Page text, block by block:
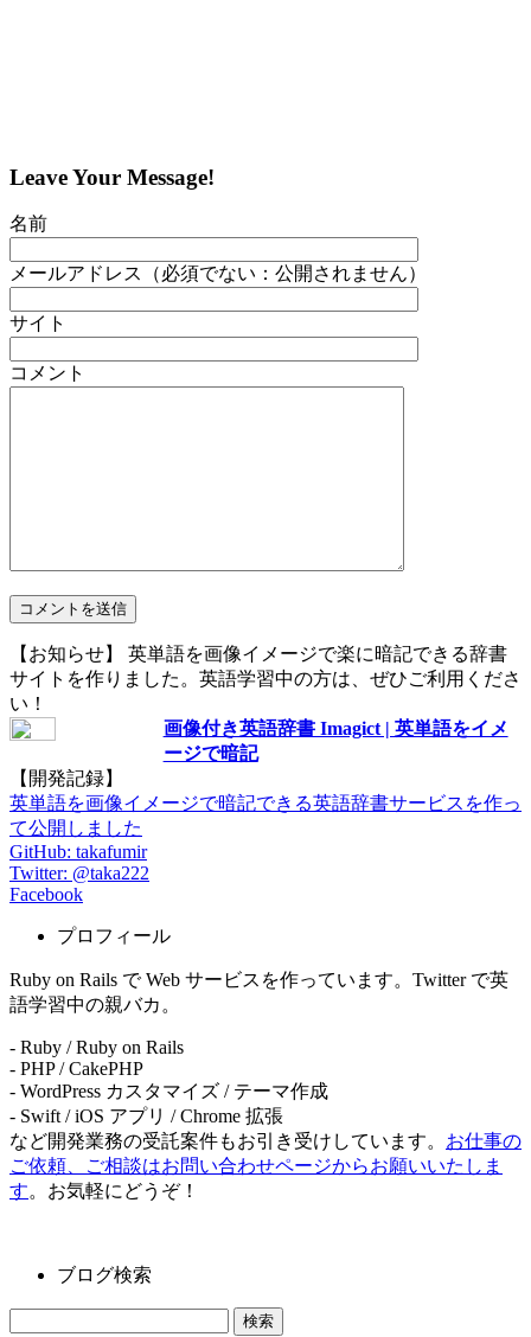
Leave Your Message!
名前
メールアドレス（必須でない：公開されません）
サイト
コメント
【お知らせ】 英単語を画像イメージで楽に暗記できる辞書
サイトを作りました。英語学習中の方は、ぜひご利用くださ
い！
画像付き英語辞書 Imagict | 英単語をイメ
ージで暗記
【開発記録】
英単語を画像イメージで暗記できる英語辞書サービスを作っ
て公開しました
GitHub: takafumir
Twitter: @taka222
Facebook
プロフィール
Ruby on Rails で Web サービスを作っています。Twitter で英
語学習中の親バカ。
- Ruby / Ruby on Rails
- PHP / CakePHP
- WordPress カスタマイズ / テーマ作成
- Swift / iOS アプリ / Chrome 拡張
など開発業務の受託案件もお引き受けしています。 お仕事の
ご依頼、ご相談はお問い合わせページからお願いいたしま
す。お気軽にどうぞ！
ブログ検索